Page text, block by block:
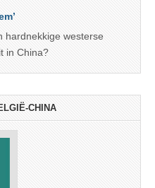
hardnekkige westerse
in China?
CHINA